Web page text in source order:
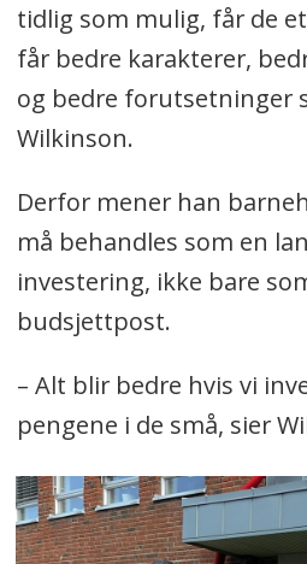
tidlig som mulig, får de
får bedre karakterer,
og bedre forutsetninger
Wilkinson.
Derfor mener han
må behandles som en
investering, ikke bare
budsjettpost.
– Alt blir bedre hvis vi
pengene i de små, sier